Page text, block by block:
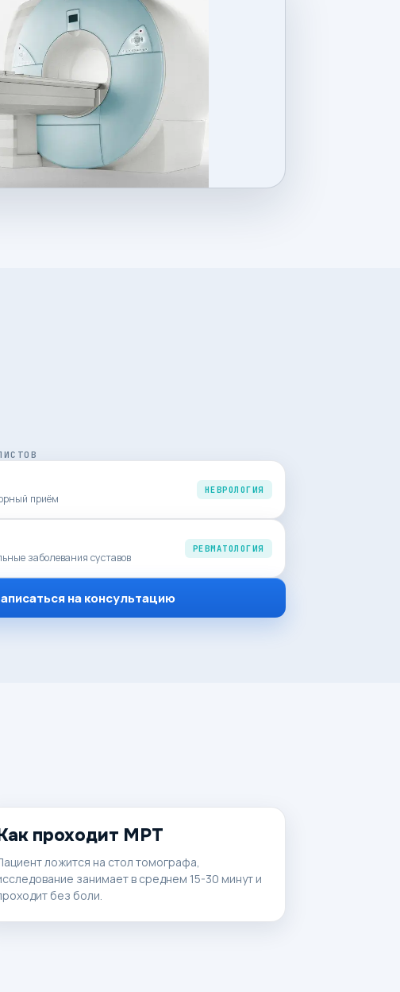
приём
НЕВРОЛОГИЯ
заболевания суставов
РЕВМАТОЛОГИЯ
на консультацию
проходит МРТ
ложится на стол томографа,
занимает в среднем 15-30 минут и
без боли.